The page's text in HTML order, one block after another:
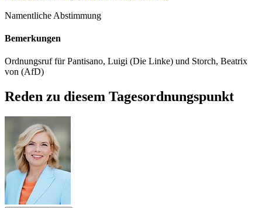
Namentliche Abstimmung
Bemerkungen
Ordnungsruf für Pantisano, Luigi (Die Linke) und Storch, Beatrix
von (AfD)
Reden zu diesem Tagesordnungspunkt